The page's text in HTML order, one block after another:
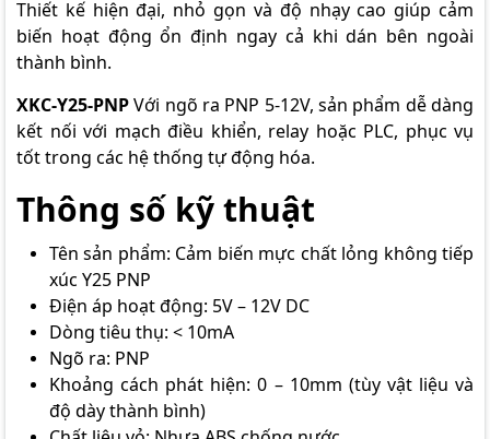
Thiết kế hiện đại, nhỏ gọn và độ nhạy cao giúp cảm
biến hoạt động ổn định ngay cả khi dán bên ngoài
thành bình.
XKC-Y25-PNPVới ngõ ra PNP 5-12V, sản phẩm dễ dàng
kết nối với mạch điều khiển, relay hoặc PLC, phục vụ
tốt trong các hệ thống tự động hóa.
Thông số kỹ thuật
Tên sản phẩm: Cảm biến mực chất lỏng không tiếp
xúc Y25 PNP
Điện áp hoạt động: 5V – 12V DC
Dòng tiêu thụ: < 10mA
Ngõ ra: PNP
Khoảng cách phát hiện: 0 – 10mm (tùy vật liệu và
độ dày thành bình)